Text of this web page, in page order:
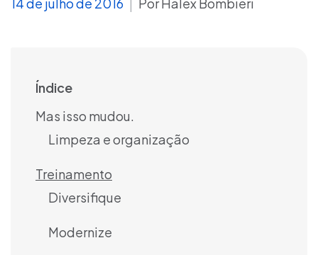
Índice
Mas isso mudou.
Limpeza e organização
Treinamento
Diversifique
Modernize